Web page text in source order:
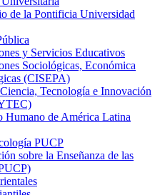
de la Pontificia Universidad
y Servicios Educativos
Sociológicas, Económica
(CISEPA)
Tecnología e Innovación
Humano de América Latina
PUCP
sobre la Enseñanza de las